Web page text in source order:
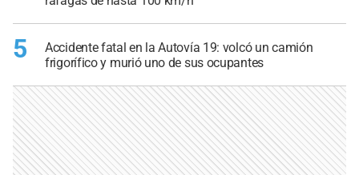
5
Accidente fatal en la Autovía 19: volcó un camión
frigorífico y murió uno de sus ocupantes